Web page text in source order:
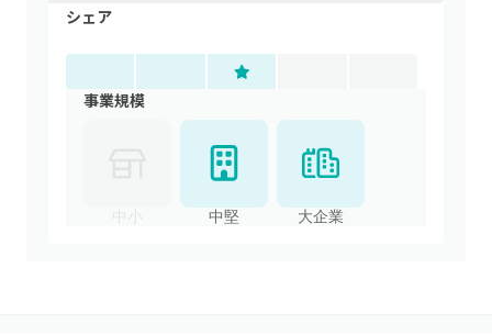
シェア
事業規模
中堅 大企業